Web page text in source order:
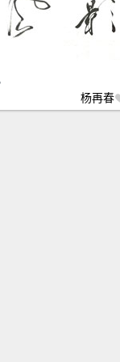
杨再春